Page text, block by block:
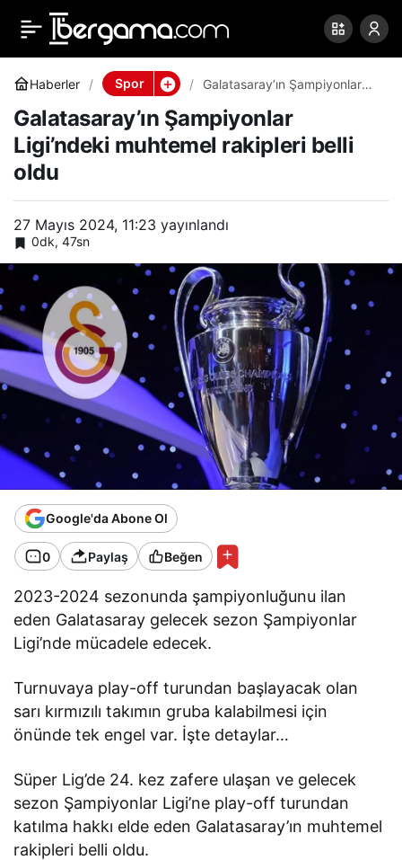
Haberler Spor
Galatasaray’ın Şampiyonlar
belli oldu
Galatasaray’ın Şampiyonlar
Ligi’ndeki muhtemel rakipleri belli
oldu
27 Mayıs 2024, 11:23 yayınlandı
0dk, 47sn
Google'da Abone Ol
0 Paylaş Beğen
2023-2024 sezonunda şampiyonluğunu ilan
eden Galatasaray gelecek sezon Şampiyonlar
Ligi’nde mücadele edecek.
Turnuvaya play-off turundan başlayacak olan
sarı kırmızılı takımın gruba kalabilmesi için
önünde tek engel var. İşte detaylar…
Süper Lig’de 24. kez zafere ulaşan ve gelecek
sezon Şampiyonlar Ligi’ne play-off turundan
katılma hakkı elde eden Galatasaray’ın muhtemel
rakipleri belli oldu.
Galatasaray’ın
Şampiyonlar Ligi’ndeki
muhtemel rakipleri belli
oldu
0 Paylaş